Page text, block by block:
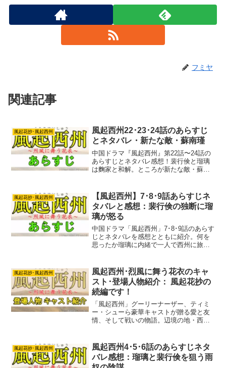
フミヤ
関連記事
風起花抄･風起西州
風起西州22･23･24話のあらすじ
とネタバレ・新たな敵・蘇南瑾
中国ドラマ『風起西州』第22話〜24話の
あらすじとネタバレ感想！裴行倹と瑠璃
は麴家と和解。ところが新たな敵・蘇南
風起花抄･風起西州
【風起西州】7･8･9話あらすじネ
タバレと感想：裴行倹の独断に瑠
璃が怒る
中国ドラマ「風起西州」7･8･9話のあらす
じとネタバレを感想とともに紹介。何を
思ったか瑠璃に内緒で一人で西州に旅立
りの波乱含み。
風起花抄･風起西州
風起西州･烈風に舞う花衣のキャ
スト･登場人物紹介： 風起花抄の
続編です！
「風起西州」グーリーナーザー、ティミ
ー・シューら豪華キャストが贈る愛と友
情、そして戦いの物語。辺境の地・西州
起西州のキャスト登場人物を紹介しま
す。
風起花抄･風起西州
風起西州4･5･6話のあらすじネタ
バレ感想：瑠璃と裴行倹を狙う雨